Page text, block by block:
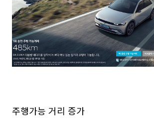
주행가능 거리 증가